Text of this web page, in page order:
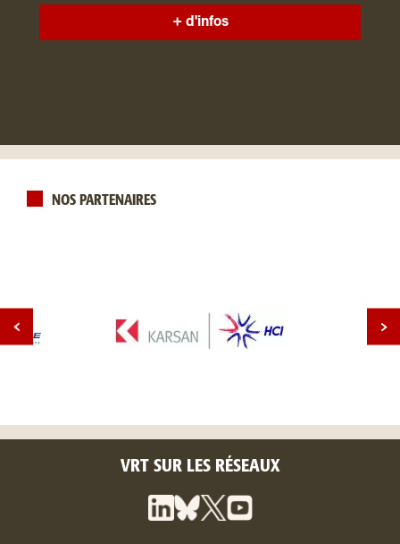
+ d'infos
NOS PARTENAIRES
VRT SUR LES RÉSEAUX